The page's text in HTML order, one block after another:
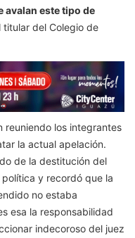
avalan este tipo de
titular del Colegio de
reuniendo los integrantes
la actual apelación.
de la destitución del
y recordó que la
no estaba
esa la responsabilidad
indecoroso del juez